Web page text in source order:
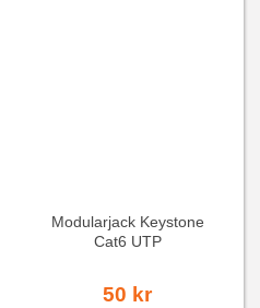
Modularjack Keystone
Cat6 UTP
50 kr